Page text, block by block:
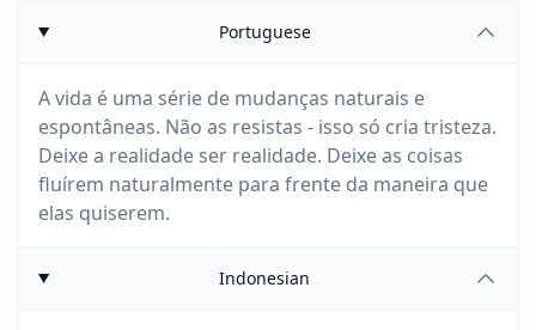
Portuguese
A vida é uma série de mudanças naturais e
espontâneas. Não as resistas - isso só cria tristeza.
Deixe a realidade ser realidade. Deixe as coisas
fluírem naturalmente para frente da maneira que
elas quiserem.
Indonesian